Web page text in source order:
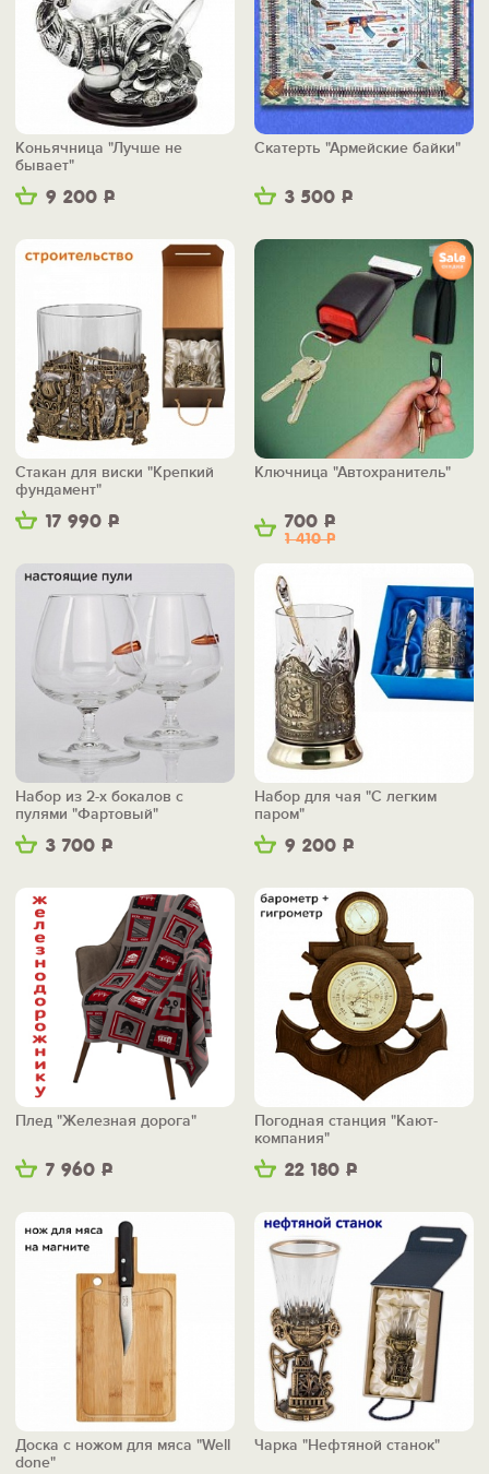
9 200 Р
Коньячница "Лучше не
бывает"
3 500 Р
Скатерть "Армейские байки"
17 990 Р
Стакан для виски "Крепкий
фундамент"
700 Р
1 410Р
Ключница "Автохранитель"
3 700 Р
Набор из 2-х бокалов с
пулями "Фартовый"
9 200 Р
Набор для чая "С легким
паром"
7 960 Р
Плед "Железная дорога"
22 180 Р
Погодная станция "Кают-
компания"
Доска с ножом для мяса "Well
done"
Чарка "Нефтяной станок"